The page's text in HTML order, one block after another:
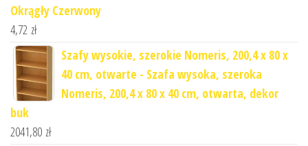
Okrągły Czerwony
4,72 zł
Szafy wysokie, szerokie Nomeris, 200,4 x 80 x
40 cm, otwarte - Szafa wysoka, szeroka
Nomeris, 200,4 x 80 x 40 cm, otwarta, dekor
buk
2041,80 zł